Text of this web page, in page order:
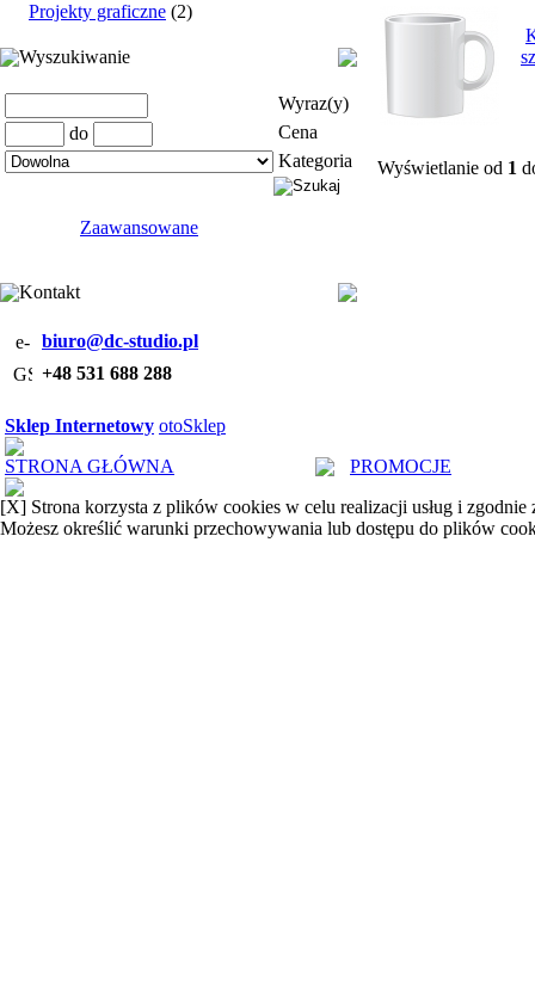
Projekty graficzne (2)
Wyszukiwanie
Wyraz(y)
do
Cena
Kategoria
Zaawansowane
Kontakt
biuro@dc-studio.pl
+48 531 688 288
Wyświetlanie od 1
Sklep Internetowy otoSklep
STRONA GŁÓWNA
PROMOCJE
[X] Strona korzysta z plików cookies w celu realizacji usług i zgodnie
Możesz określić warunki przechowywania lub dostępu do plików